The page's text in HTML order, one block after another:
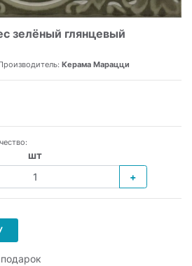
зелёный глянцевый
Керама Марацци
шт
+